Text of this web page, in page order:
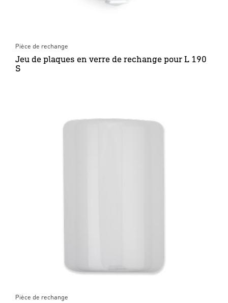
Pièce de rechange
Jeu de plaques en verre de rechange pour L 190
S
Pièce de rechange